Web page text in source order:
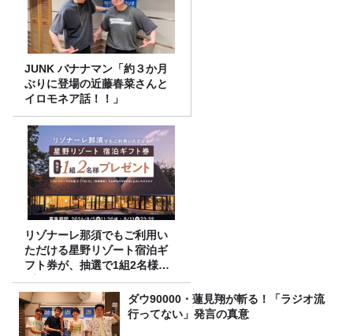
JUNK バナナマン「約３か月
ぶりに登場の近藤春菜さんと
イロモネア話！！」
リゾナーレ那須でもご利用い
ただける星野リゾート宿泊ギ
フト券が、抽選で1組2名様に
プレゼント！
ダウ90000・蓮見翔が斬る！「ラジオ流
行ってない」発言の真意